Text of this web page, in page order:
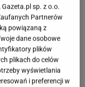
Gazeta.pl sp. z o.o.
Partnerów
powiązaną z
dane osobowe
plików
plikach do celów
wyświetlania
i preferencji w